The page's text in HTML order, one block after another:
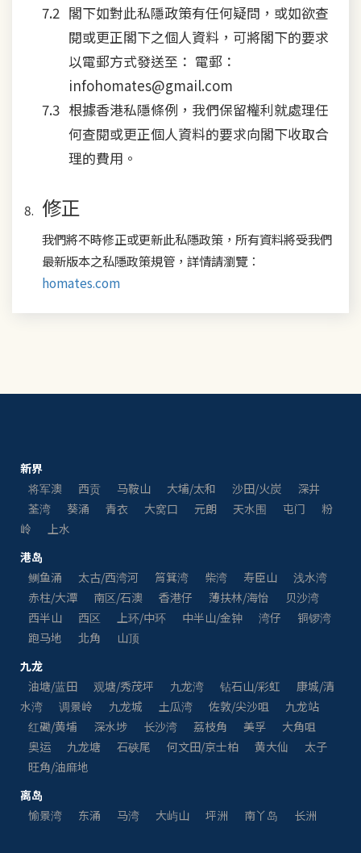
閣下如對此私隱政策有任何疑問，或如欲查
閱或更正閣下之個人資料，可將閣下的要求
以電郵方式發送至： 電郵：
infohomates@gmail.com
根據香港私隱條例，我們保留權利就處理任
何查閱或更正個人資料的要求向閣下收取合
理的費用。
修正
我們將不時修正或更新此私隱政策，所有資料將受我們
最新版本之私隱政策規管，詳情請瀏覽：
homates.com
新界
将军澳
西贡 马鞍山 大埔/太和 沙田/火炭
深井
荃湾
葵涌 青衣 大窝口 元朗 天水围 屯门
粉
岭
上水
港岛
鲗鱼涌
太古/西湾河 筲箕湾 柴湾 寿臣山
浅水湾
赤柱/大潭
南区/石澳 香港仔 薄扶林/海怡
贝沙湾
西半山
西区 上环/中环 中半山/金钟 湾仔
铜锣湾
跑马地
北角
山顶
九龙
油塘/蓝田
观塘/秀茂坪 九龙湾 钻石山/彩虹
康城/清
水湾
调景岭 九龙城 土瓜湾 佐敦/尖沙咀
九龙站
红磡/黄埔
深水埗 长沙湾 荔枝角 美孚
大角咀
奥运
九龙塘 石硖尾 何文田/京士柏 黄大仙
太子
旺角/油麻地
离岛
愉景湾
东涌 马湾 大屿山 坪洲 南丫岛 长洲